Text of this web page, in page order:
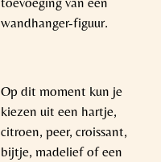
wandhanger-figuur.
Op dit moment kun je
kiezen uit een hartje,
citroen, peer, croissant,
bijtje, madelief of een